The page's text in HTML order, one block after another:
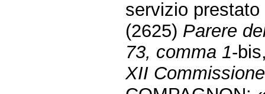
servizio
(2625) Parere
73, comma 1-
XII